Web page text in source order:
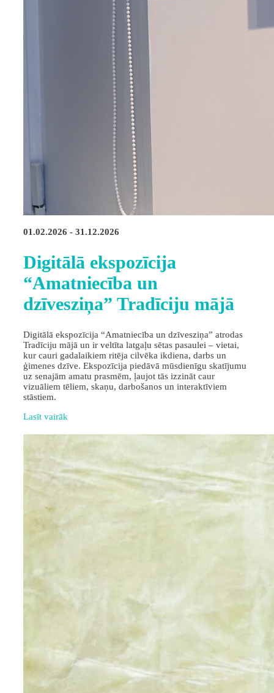
01.02.2026 - 31.12.2026
Digitālā ekspozīcija
“Amatniecība un
dzīvesziņa” Tradīciju mājā
Digitālā ekspozīcija “Amatniecība un dzīvesziņa” atrodas
Tradīciju mājā un ir veltīta latgaļu sētas pasaulei – vietai,
kur cauri gadalaikiem ritēja cilvēka ikdiena, darbs un
ģimenes dzīve. Ekspozīcija piedāvā mūsdienīgu skatījumu
uz senajām amatu prasmēm, ļaujot tās izzināt caur
vizuāliem tēliem, skaņu, darbošanos un interaktīviem
stāstiem.
Lasīt vairāk